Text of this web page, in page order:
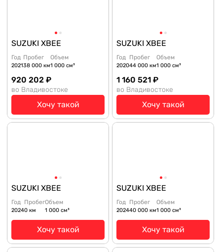
SUZUKI XBEE
Год
2021
Пробег
38 000 км
Объем
1 000 см³
920 202 ₽
во Владивостоке
Хочу такой
SUZUKI XBEE
Год
2020
Пробег
44 000 км
Объем
1 000 см³
1 160 521 ₽
во Владивостоке
Хочу такой
SUZUKI XBEE
Год
2024
Пробег
0 км
Объем
1 000 см³
Хочу такой
SUZUKI XBEE
Год
2024
Пробег
40 000 км
Объем
1 000 см³
Хочу такой